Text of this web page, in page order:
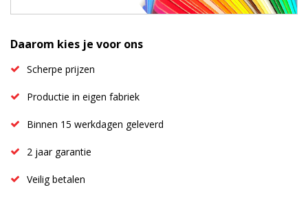
Daarom kies je voor ons
Scherpe prijzen
Productie in eigen fabriek
Binnen 15 werkdagen geleverd
2 jaar garantie
Veilig betalen